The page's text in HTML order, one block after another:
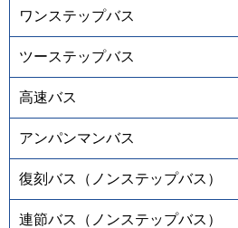
ワンステップバス
ツーステップバス
高速バス
アンパンマンバス
復刻バス（ノンステップバス）
連節バス（ノンステップバス）